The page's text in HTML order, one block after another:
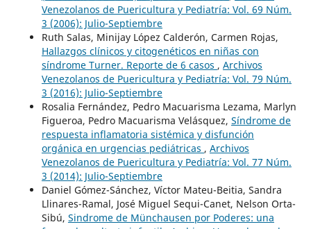
Venezolanos de Puericultura y Pediatría: Vol. 69 Núm.
3 (2006): Julio-Septiembre
Ruth Salas, Minijay López Calderón, Carmen Rojas,
Hallazgos clínicos y citogenéticos en niñas con
síndrome Turner. Reporte de 6 casos , Archivos
Venezolanos de Puericultura y Pediatría: Vol. 79 Núm.
3 (2016): Julio-Septiembre
Rosalia Fernández, Pedro Macuarisma Lezama, Marlyn
Figueroa, Pedro Macuarisma Velásquez, Síndrome de
respuesta inflamatoria sistémica y disfunción
orgánica en urgencias pediátricas , Archivos
Venezolanos de Puericultura y Pediatría: Vol. 77 Núm.
3 (2014): Julio-Septiembre
Daniel Gómez-Sánchez, Víctor Mateu-Beitia, Sandra
Llinares-Ramal, José Miguel Sequi-Canet, Nelson Orta-
Sibú, Sindrome de Münchausen por Poderes: una